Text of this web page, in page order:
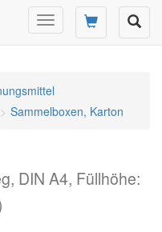
Navigation
umschalten
Sammelboxen, Karton
DIN A4, Füllhöhe: